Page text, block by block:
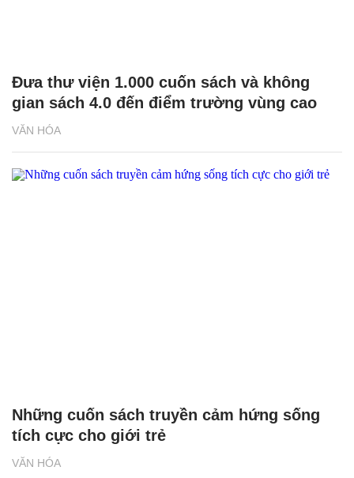
VĂN HÓA
Đưa thư viện 1.000 cuốn sách và không
gian sách 4.0 đến điểm trường vùng cao
VĂN HÓA
Những cuốn sách truyền cảm hứng sống
tích cực cho giới trẻ